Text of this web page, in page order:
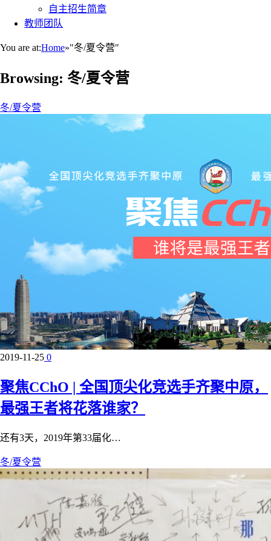
自主招生简章
教师团队
You are at:Home»"冬/夏令营"
Browsing: 冬/夏令营
冬/夏令营
2019-11-25 0
聚焦CChO | 全国顶尖化竞选手齐聚中原，
最强王者将花落谁家？
还有3天，2019年第33届化…
冬/夏令营